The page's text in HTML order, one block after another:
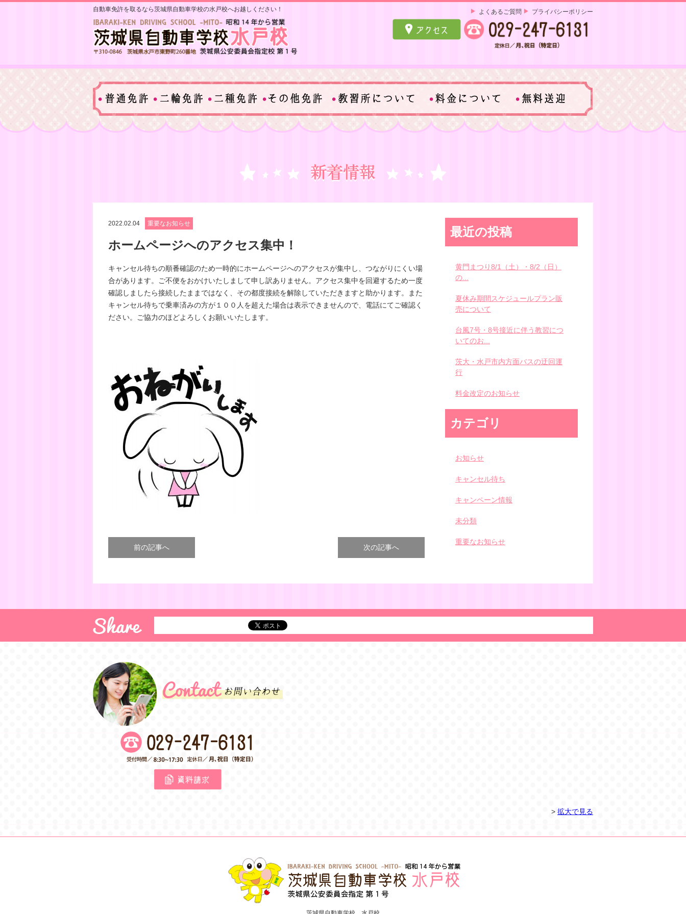
自動車免許を取るなら茨城県自動車学校の水戸校へお越しください！ プライバシーポリシー
よくあるご質問
2022.02.04 重要なお知らせ
ホームページへのアクセス集中！
キャンセル待ちの順番確認のため一時的にホームページへのアクセスが集中し、つながりにくい場
合があります。ご不便をおかけいたしまして申し訳ありません。アクセス集中を回避するため一度
確認しましたら接続したままではなく、その都度接続を解除していただきますと助かります。また
キャンセル待ちで乗車済みの方が１００人を超えた場合は表示できませんので、電話にてご確認く
ださい。ご協力のほどよろしくお願いいたします。
前の記事へ 次の記事へ
最近の投稿
黄門まつり8/1（土）・8/2（日）
の...
夏休み期間スケジュールプラン販
売について
台風7号・8号接近に伴う教習につ
いてのお...
茨大・水戸市内方面バスの迂回運
行
料金改定のお知らせ
カテゴリ
お知らせ
キャンセル待ち
キャンペーン情報
未分類
重要なお知らせ
> 拡大で見る